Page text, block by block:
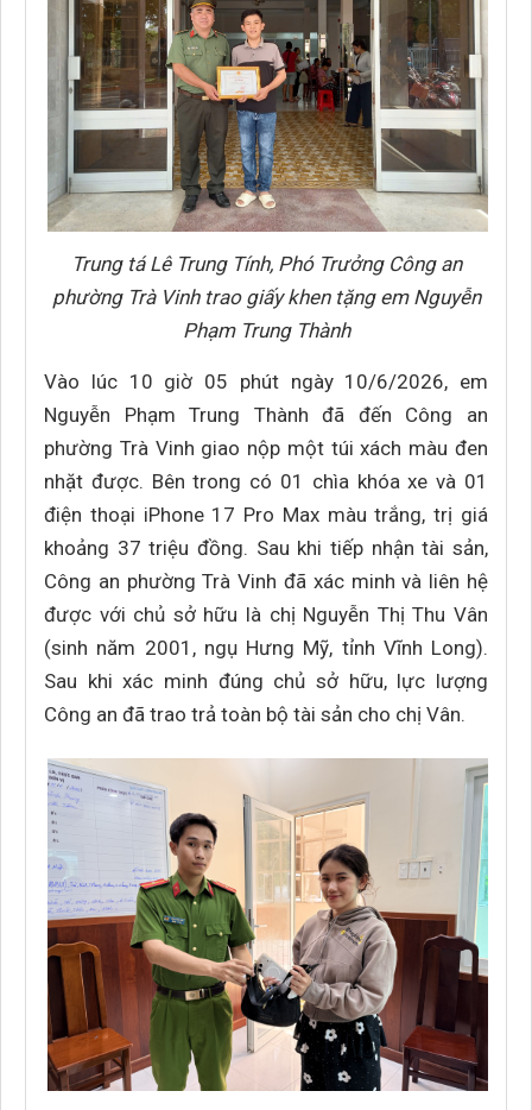
Trung tá Lê Trung Tính, Phó Trưởng Công an
phường Trà Vinh trao giấy khen tặng em Nguyễn
Phạm Trung Thành
Vào lúc 10 giờ 05 phút ngày 10/6/2026, em
Nguyễn Phạm Trung Thành đã đến Công an
phường Trà Vinh giao nộp một túi xách màu đen
nhặt được. Bên trong có 01 chìa khóa xe và 01
điện thoại iPhone 17 Pro Max màu trắng, trị giá
khoảng 37 triệu đồng. Sau khi tiếp nhận tài sản,
Công an phường Trà Vinh đã xác minh và liên hệ
được với chủ sở hữu là chị Nguyễn Thị Thu Vân
(sinh năm 2001, ngụ Hưng Mỹ, tỉnh Vĩnh Long).
Sau khi xác minh đúng chủ sở hữu, lực lượng
Công an đã trao trả toàn bộ tài sản cho chị Vân.